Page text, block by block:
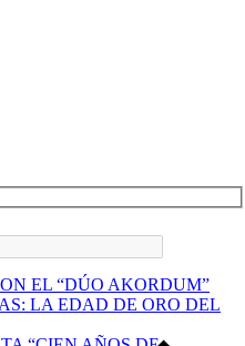
EL “DÚO AKORDUM”
LA EDAD DE ORO DEL